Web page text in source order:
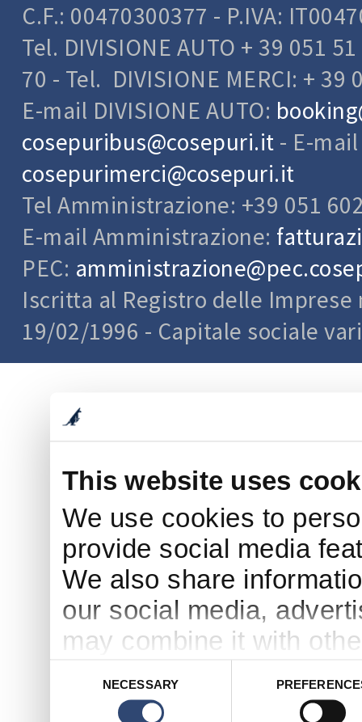
This website uses
We use cookies to
provide social media
We also share
our social media,
may combine it with
services.
NECESSARY
C.F.: 00470300377 - P.IVA:
Tel. DIVISIONE AUTO + 39 051
70 - Tel. DIVISIONE MERCI: + 39
E-mail DIVISIONE AUTO:
cosepuribus@cosepuri.it - E-mail
cosepurimerci@cosepuri.it
Tel Amministrazione: +39 051
E-mail Amministrazione:
PEC:
Iscritta al Registro delle Imprese
19/02/1996 - Capitale sociale